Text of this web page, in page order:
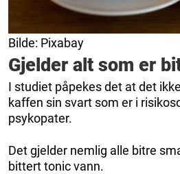
Bilde: Pixabay
Gjelder alt som er
I studiet påpekes det at det
kaffen sin svart som er i
psykopater.
Det gjelder nemlig alle bitre
bittert tonic vann.